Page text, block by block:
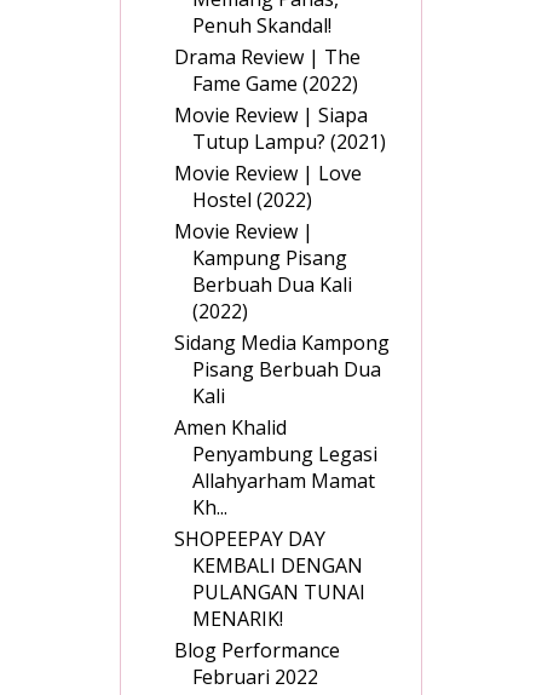
Penuh Skandal!
Drama Review | The
Fame Game (2022)
Movie Review | Siapa
Tutup Lampu? (2021)
Movie Review | Love
Hostel (2022)
Movie Review |
Kampung Pisang
Berbuah Dua Kali
(2022)
Sidang Media Kampong
Pisang Berbuah Dua
Kali
Amen Khalid
Penyambung Legasi
Allahyarham Mamat
Kh...
SHOPEEPAY DAY
KEMBALI DENGAN
PULANGAN TUNAI
MENARIK!
Blog Performance
Februari 2022